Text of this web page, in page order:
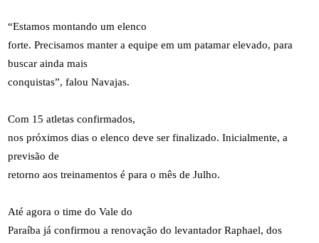
“Estamos montando um elenco
forte. Precisamos manter a equipe em um patamar elevado, para
buscar ainda mais
conquistas”, falou Navajas.
Com 15 atletas confirmados,
nos próximos dias o elenco deve ser finalizado. Inicialmente, a
previsão de
retorno aos treinamentos é para o mês de Julho.
Até agora o time do Vale do
Paraíba já confirmou a renovação do levantador Raphael, dos